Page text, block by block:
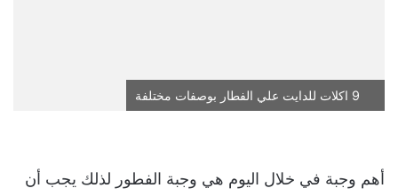
أهم وجبة في خلال اليوم هي وجبة الفطور لذلك يجب أن